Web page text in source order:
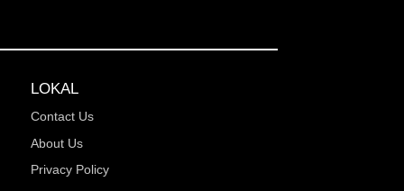
LOKAL
Contact Us
About Us
Privacy Policy